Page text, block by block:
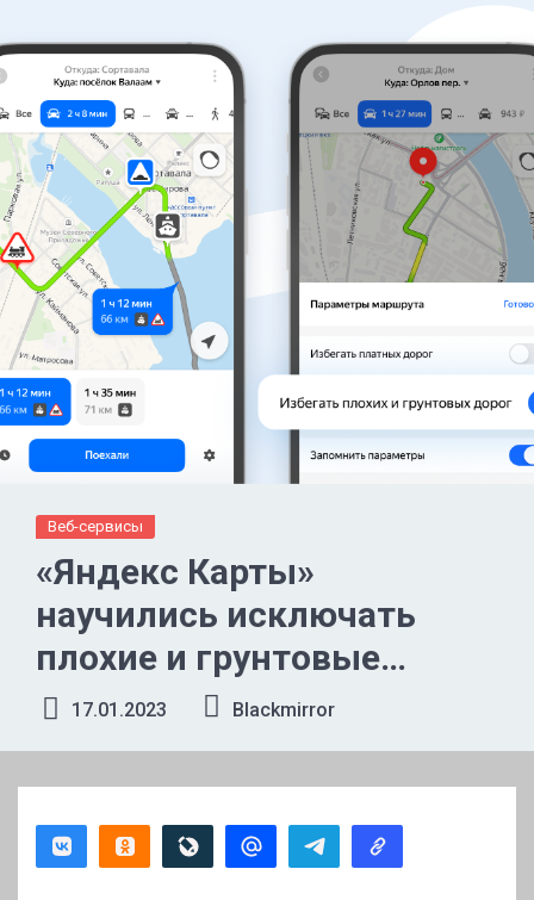
Веб-сервисы
«Яндекс Карты»
научились исключать
плохие и грунтовые
дороги из маршрута
17.01.2023 Blackmirror